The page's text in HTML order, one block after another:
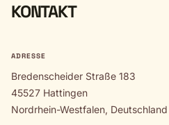
KONTAKT
ADRESSE
Bredenscheider Straße 183
45527 Hattingen
Nordrhein-Westfalen, Deutschland